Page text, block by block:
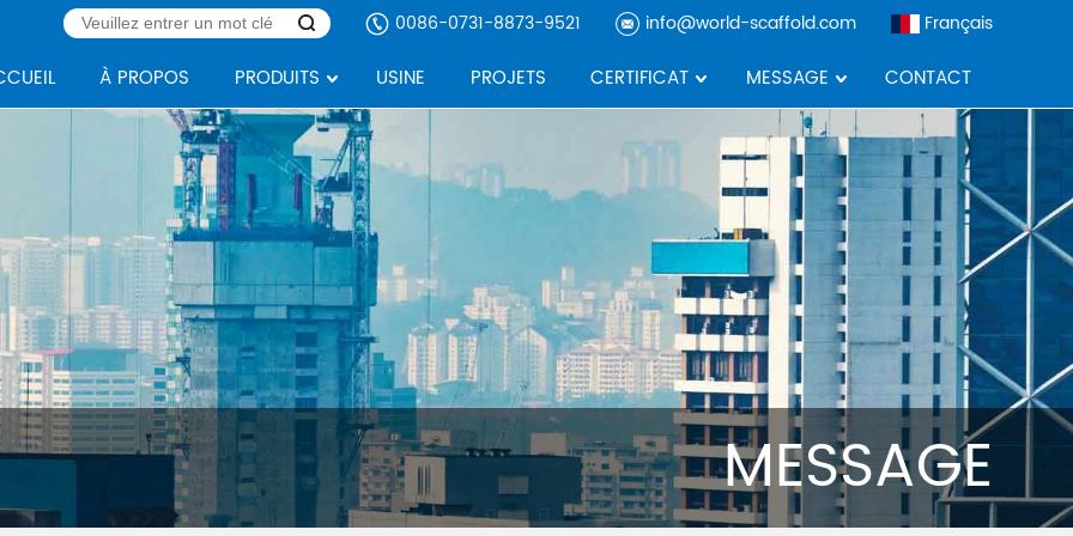
0086-0731-8873-9521 info@world-scaffold.com Français
À PROPOS PRODUITS USINE PROJETS CERTIFICAT MESSAGE CONTACT
MESSAGE